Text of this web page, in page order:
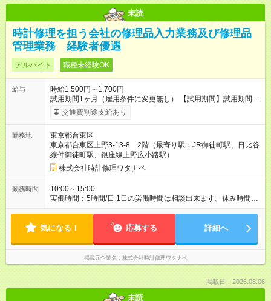
未読
時計修理を担う会社の修理品入力業務及び修理品
管理業務 経験者優遇
アルバイト 職種未経験OK
給与
時給1,500円～1,700円
試用期間1ヶ月（雇用条件に変更無し） 【試用期間】試用期間あ
り 試用期間の長さ：1ヶ月 雇用形態、給与は本採用時と同じで
す。
交通費別途支給あり
勤務地
東京都台東区
東京都台東区上野3-13-8 2階（最寄り駅：JR御徒町駅、日比谷
線仲御徒町駅、銀座線上野広小路駅）
株式会社時計修理ワタナベ
勤務時間
10:00～15:00
実働時間：5時間/日 1日の労働時間は相談出来ます。休み時間は
労働時間に準じます。 正社員雇用も相談にのります。
気になる！ 応募する 詳細へ
掲載元企業名 株式会社時計修理ワタナベ
掲載日：2026.08.06
未読